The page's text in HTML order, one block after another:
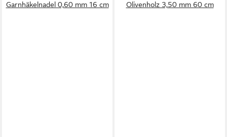
Garnhäkelnadel 0,60 mm 16 cm
Olivenholz 3,50 mm 60 cm